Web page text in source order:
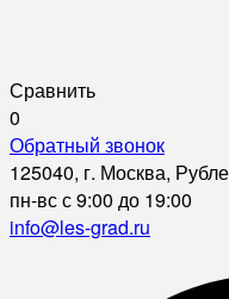
Сравнить
0
Обратный звонок
125040, г. Москва,
пн-вс с 9:00 до 19:00
info@les-grad.ru